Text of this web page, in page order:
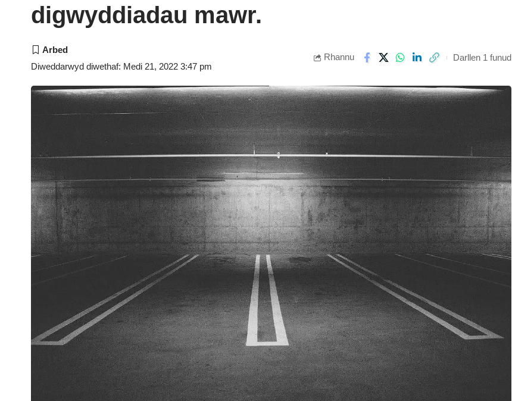
digwyddiadau mawr.
Diweddarwyd diwethaf: Medi 21, 2022 3:47 pm
Rhannu Darllen 1 funud